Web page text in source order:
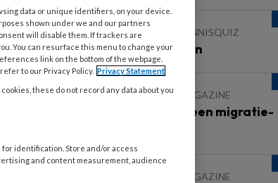
31 JULI 2026 KENNISQUIZ
De antwoorden
31 JULI 2026 MAGAZINE
Vrouwen met een migratie-
MAGAZINE
data or unique identifiers, on your device.
shown under we and our partners
will disable them. If trackers are
You can resurface this menu to change your
link on the bottom of the webpage.
to our Privacy Policy. Privacy Statement
these do not record any data about you
identification. Store and/or access
and content measurement, audience